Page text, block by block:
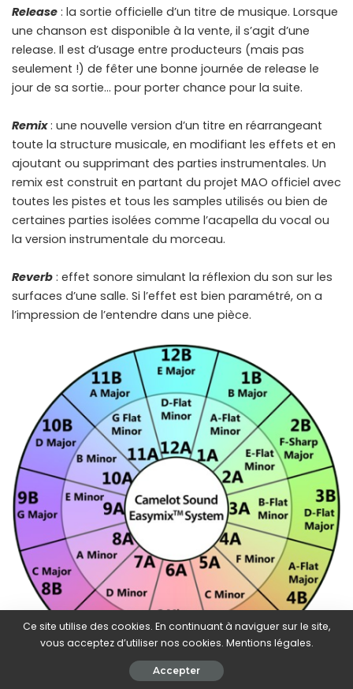
Release : la sortie officielle d’un titre de musique. Lorsque
une chanson est disponible à la vente, il s’agit d’une
release. Il est d’usage entre producteurs (mais pas
seulement !) de fêter une bonne journée de release le
jour de sa sortie… pour porter chance pour la suite.
Remix : une nouvelle version d’un titre en réarrangeant
toute la structure musicale, en modifiant les effets et en
ajoutant ou supprimant des parties instrumentales. Un
remix est construit en partant du projet MAO officiel avec
toutes les pistes et tous les samples utilisés ou bien de
certaines parties isolées comme l’acapella du vocal ou
la version instrumentale du morceau.
Reverb : effet sonore simulant la réflexion du son sur les
surfaces d’une salle. Si l’effet est bien paramétré, on a
l’impression de l’entendre dans une pièce.
Ce site utilise des cookies. En continuant à naviguer sur le site,
vous acceptez d’utiliser nos cookies. Mentions légales.
Accepter